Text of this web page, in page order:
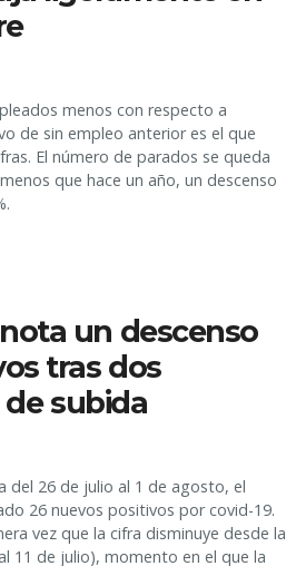
menos con respecto a
de sin empleo anterior es el que
El número de parados se queda
que hace un año, un descenso
un descenso
tras dos
subida
del 26 de julio al 1 de agosto, el
26 nuevos positivos por covid-19.
vez que la cifra disminuye desde la
11 de julio), momento en el que la